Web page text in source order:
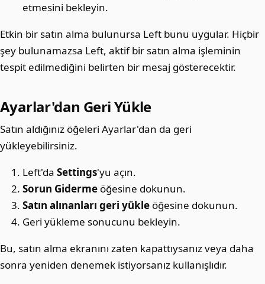
etmesini bekleyin.
Etkin bir satın alma bulunursa Left bunu uygular. Hiçbir
şey bulunamazsa Left, aktif bir satın alma işleminin
tespit edilmediğini belirten bir mesaj gösterecektir.
Ayarlar'dan Geri Yükle
Satın aldığınız öğeleri Ayarlar'dan da geri
yükleyebilirsiniz.
Left'daSettings'yu açın.
Sorun Giderme öğesine dokunun.
Satın alınanları geri yükle öğesine dokunun.
Geri yükleme sonucunu bekleyin.
Bu, satın alma ekranını zaten kapattıysanız veya daha
sonra yeniden denemek istiyorsanız kullanışlıdır.